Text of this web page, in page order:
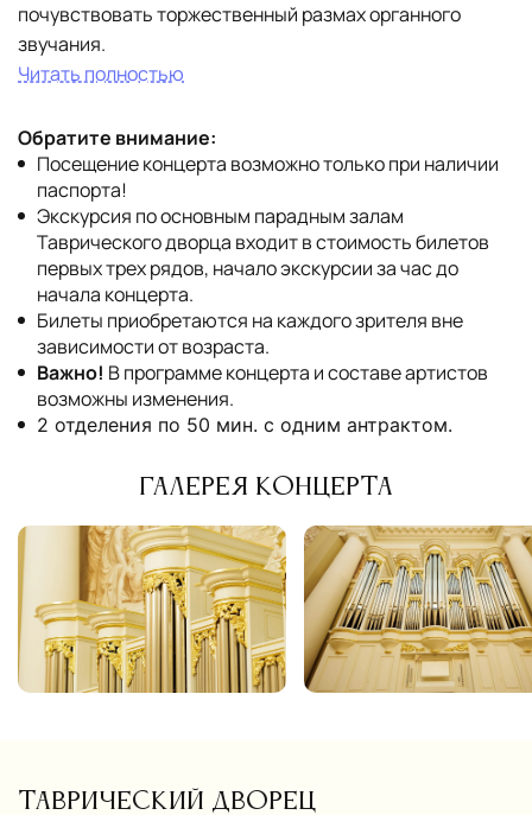
почувствовать торжественный размах органного
звучания.
Читать полностью
Обратите внимание:
Посещение концерта возможно только при наличии
паспорта!
Экскурсия по основным парадным залам
Таврического дворца входит в стоимость билетов
первых трех рядов, начало экскурсии за час до
начала концерта.
Билеты приобретаются на каждого зрителя вне
зависимости от возраста.
Важно! В программе концерта и составе артистов
возможны изменения.
2 отделения по 50 мин. с одним антрактом.
Галерея концерта
Таврический дворец